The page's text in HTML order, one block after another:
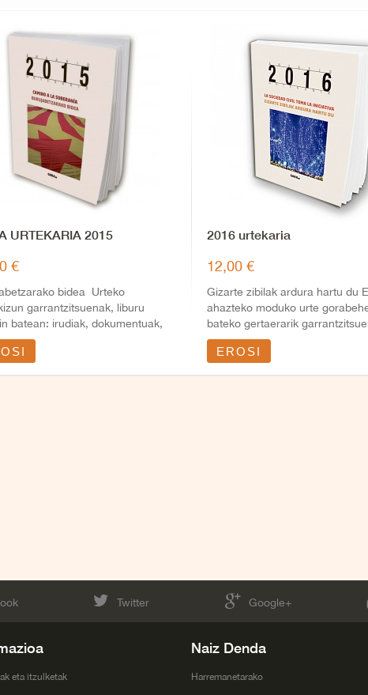
URTEKARIA 2015
€
bidea Urteko
garrantzitsuenak, liburu
batean: irudiak, dokumentuak,
2016 urtekaria
12,00 €
Gizarte zibilak ardura hartu du
ahazteko moduko urte
bateko gertaerarik
argitalpen...
EROSI
Twitter Google+
eta itzulketak
Naiz Denda
Harremanetarako